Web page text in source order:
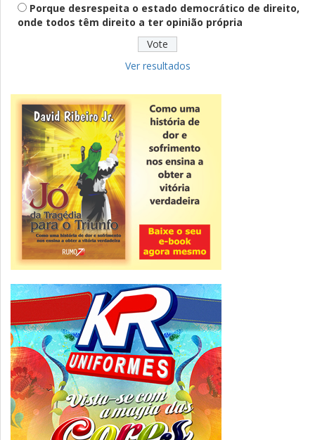
Fies: pré-selecionados têm até terça
para complementar informações
Novidade
CNPJ alfanumérico começa a ser emitido
nesta sexta
ver todas »
Porque desrespeita o estado democrático de direito,
onde todos têm direito a ter opinião própria
Ver resultados